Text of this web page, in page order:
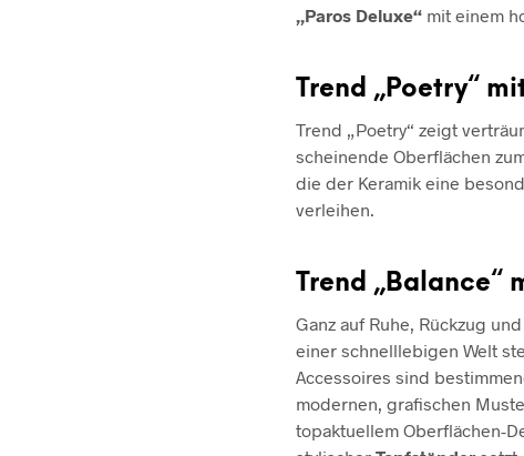
„Paros Deluxe“ mit einem
Trend „Poetry“
Trend „Poetry“ zeigt
scheinende Oberflächen
die der Keramik eine
verleihen.
Trend „Balance“
Ganz auf Ruhe, Rückzug
einer schnelllebigen Welt
Accessoires sind
modernen, grafischen
topaktuellem Oberflächen-